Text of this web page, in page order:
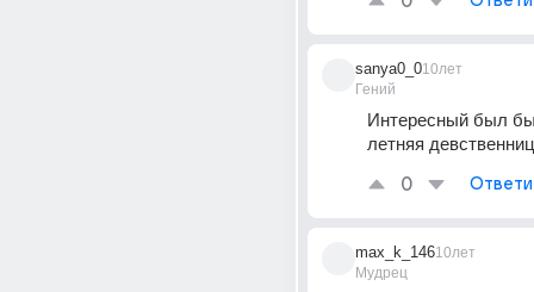
sanya0_0
Гений
10лет
Интересный был
летняя
0
max_k_146
Мудрец
10лет